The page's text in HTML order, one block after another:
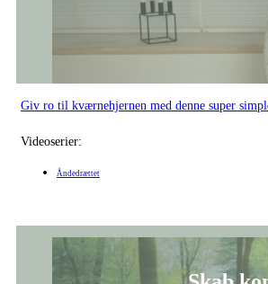
Giv ro til kværnehjernen med denne super
Videoserier:
Åndedrættet